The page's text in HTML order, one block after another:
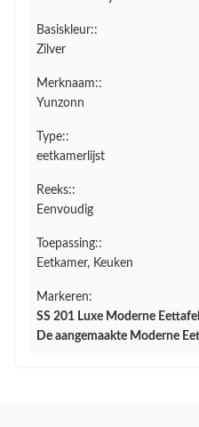
Basiskleur::
Zilver
Merknaam::
Yunzonn
Type::
eetkamerlijst
Reeks::
Eenvoudig
Toepassing::
Eetkamer, Keuken
Markeren:
SS 201 Luxe Moderne
De aangemaakte Moderne